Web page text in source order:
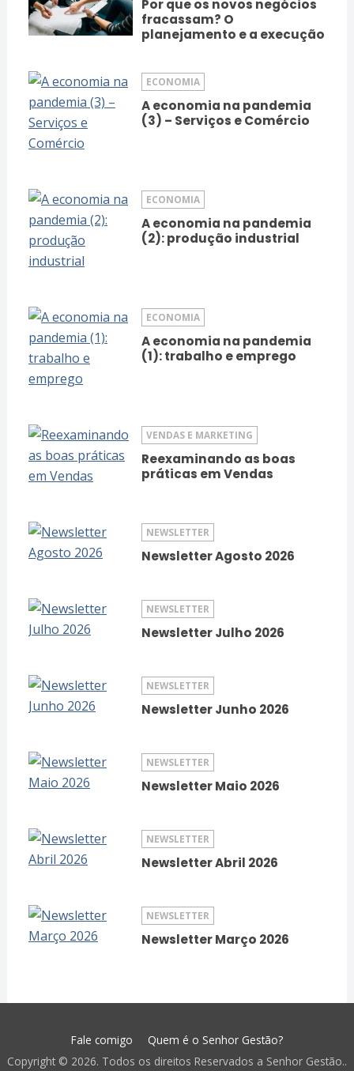
Por que os novos negócios
fracassam? O
planejamento e a execução
ECONOMIA
A economia na pandemia
(3) – Serviços e Comércio
ECONOMIA
A economia na pandemia
(2): produção industrial
ECONOMIA
A economia na pandemia
(1): trabalho e emprego
VENDAS E MARKETING
Reexaminando as boas
práticas em Vendas
NEWSLETTER
Newsletter Agosto 2026
NEWSLETTER
Newsletter Julho 2026
NEWSLETTER
Newsletter Junho 2026
NEWSLETTER
Newsletter Maio 2026
NEWSLETTER
Newsletter Abril 2026
NEWSLETTER
Newsletter Março 2026
Fale comigo
Quem é o Senhor Gestão?
Copyright © 2026. Todos os direitos Reservados a Senhor Gestão..